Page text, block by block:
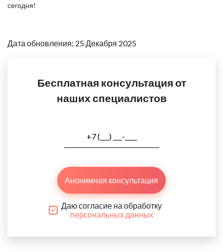
сегодня!
Дата обновления: 25 Декабря 2025
Бесплатная консультация от
наших специалистов
Анонимная консультация
Даю согласие на обработку
персональных данных